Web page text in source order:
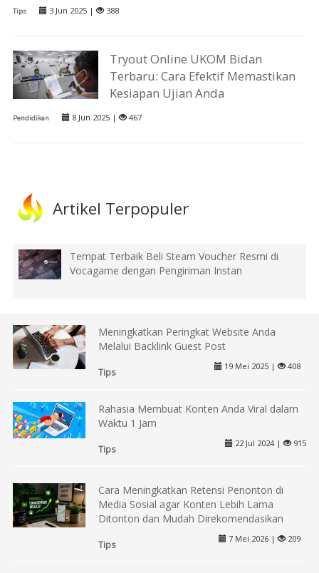
Tips 3 Jun 2025 | 388
Tryout Online UKOM Bidan
Terbaru: Cara Efektif Memastikan
Kesiapan Ujian Anda
Pendidikan 8 Jun 2025 | 467
Artikel Terpopuler
Tempat Terbaik Beli Steam Voucher Resmi di
Vocagame dengan Pengiriman Instan
Meningkatkan Peringkat Website Anda
Melalui Backlink Guest Post
Tips
19 Mei 2025 | 408
Rahasia Membuat Konten Anda Viral dalam
Waktu 1 Jam
Tips
22 Jul 2024 | 915
Cara Meningkatkan Retensi Penonton di
Media Sosial agar Konten Lebih Lama
Ditonton dan Mudah Direkomendasikan
Tips
7 Mei 2026 | 209